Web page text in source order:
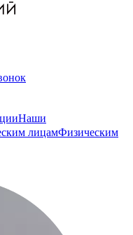
Наши
лицамФизическим